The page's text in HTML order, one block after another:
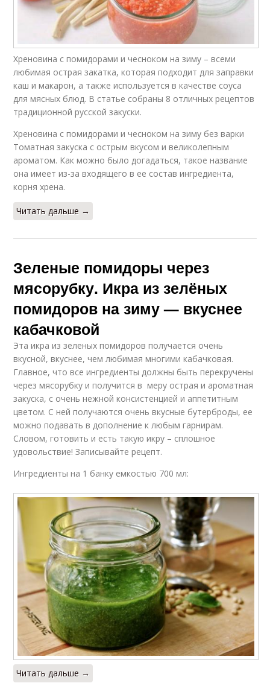
Хреновина с помидорами и чесноком на зиму – всеми
любимая острая закатка, которая подходит для заправки
каш и макарон, а также используется в качестве соуса
для мясных блюд. В статье собраны 8 отличных рецептов
традиционной русской закуски.
Хреновина с помидорами и чесноком на зиму без варки
Томатная закуска с острым вкусом и великолепным
ароматом. Как можно было догадаться, такое название
она имеет из-за входящего в ее состав ингредиента,
корня хрена.
Читать дальше →
Зеленые помидоры через
мясорубку. Икра из зелёных
помидоров на зиму — вкуснее
кабачковой
Эта икра из зеленых помидоров получается очень
вкусной, вкуснее, чем любимая многими кабачковая.
Главное, что все ингредиенты должны быть перекручены
через мясорубку и получится в меру острая и ароматная
закуска, с очень нежной консистенцией и аппетитным
цветом. С ней получаются очень вкусные бутерброды, ее
можно подавать в дополнение к любым гарнирам.
Словом, готовить и есть такую икру – сплошное
удовольствие! Записывайте рецепт.
Ингредиенты на 1 банку емкостью 700 мл:
Читать дальше →